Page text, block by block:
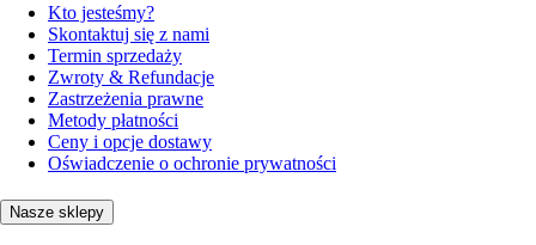
Kto jesteśmy?
Skontaktuj się z nami
Termin sprzedaży
Zwroty & Refundacje
Zastrzeżenia prawne
Metody płatności
Ceny i opcje dostawy
Oświadczenie o ochronie prywatności
Nasze sklepy